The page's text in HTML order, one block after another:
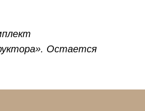
Остается